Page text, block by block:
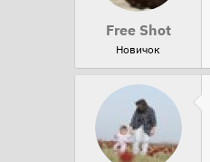
Free Shot
Новичок